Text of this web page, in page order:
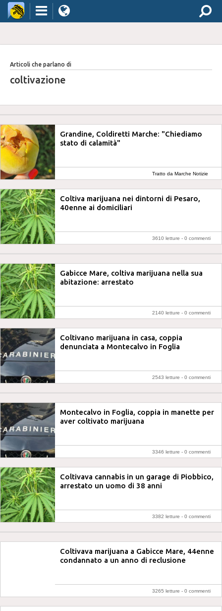
Articoli che parlano di
coltivazione
Grandine, Coldiretti Marche: "Chiediamo
stato di calamità"
Tratto da Marche Notizie
Coltiva marijuana nei dintorni di Pesaro,
40enne ai domiciliari
3610 letture - 0 commenti
Gabicce Mare, coltiva marijuana nella sua
abitazione: arrestato
2140 letture - 0 commenti
Coltivano marijuana in casa, coppia
denunciata a Montecalvo in Foglia
2543 letture - 0 commenti
Montecalvo in Foglia, coppia in manette per
aver coltivato marijuana
3346 letture - 0 commenti
Coltivava cannabis in un garage di Piobbico,
arrestato un uomo di 38 anni
3382 letture - 0 commenti
Coltivava marijuana a Gabicce Mare, 44enne
condannato a un anno di reclusione
3265 letture - 0 commenti